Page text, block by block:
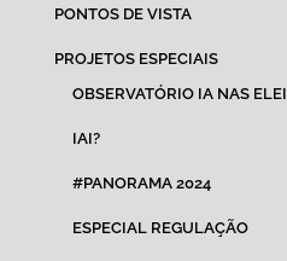
PONTOS DE VISTA
PROJETOS ESPECIAIS
OBSERVATÓRIO IA NAS
IAI?
#PANORAMA 2024
ESPECIAL REGULAÇÃO